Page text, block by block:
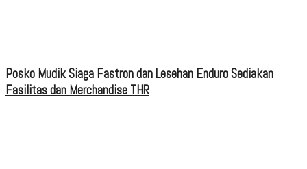
Posko Mudik Siaga Fastron dan Lesehan Enduro Sediakan
Fasilitas dan Merchandise THR